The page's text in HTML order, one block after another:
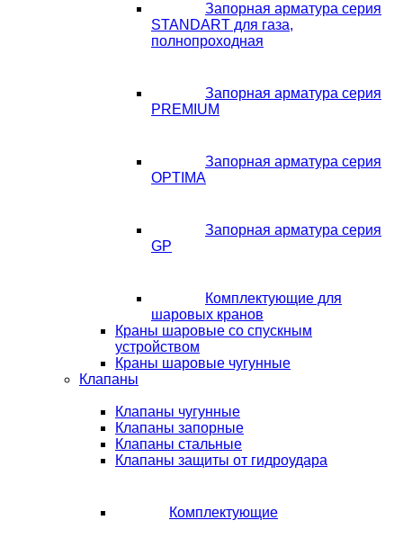
Запорная арматура серия
STANDART для газа,
полнопроходная
Запорная арматура серия
PREMIUM
Запорная арматура серия
OPTIMA
Запорная арматура серия
GP
Комплектующие для
шаровых кранов
Краны шаровые со спускным
устройством
Краны шаровые чугунные
Клапаны
Клапаны чугунные
Клапаны запорные
Клапаны стальные
Клапаны защиты от гидроудара
Комплектующие